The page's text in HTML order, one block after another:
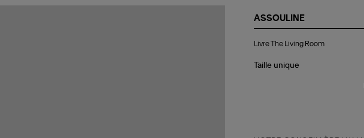
ASSOULINE
The
Room
Livre The Living Room
Taille unique